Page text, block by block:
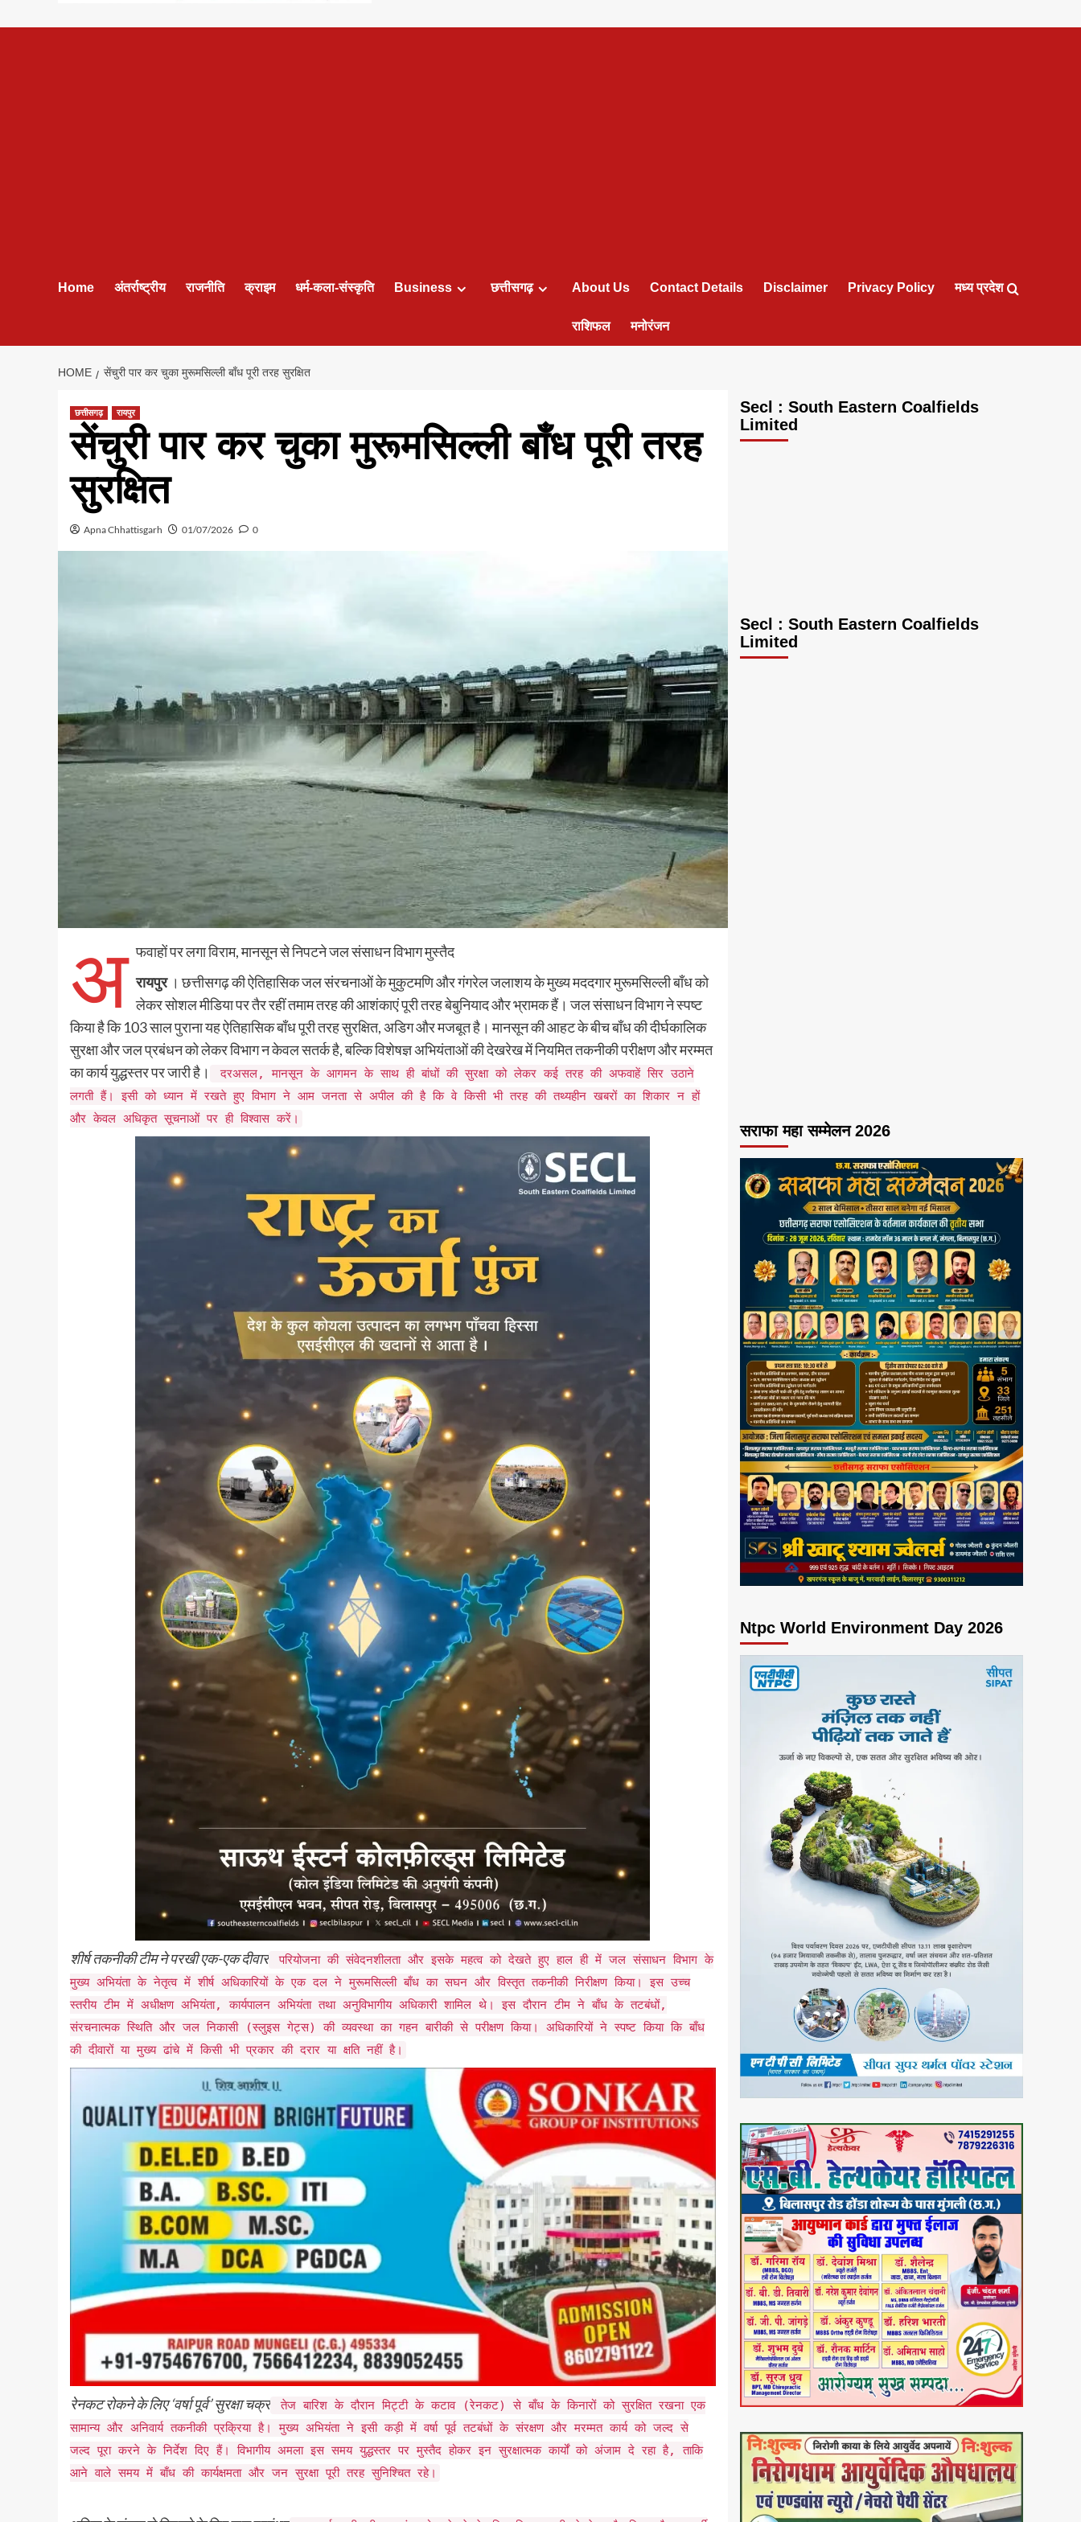
Home अंतर्राष्ट्रीय राजनीति क्राइम धर्म-कला-संस्कृति Business छत्तीसगढ़ About Us Contact Details Disclaimer Privacy Policy मध्य प्रदेश
राशिफल मनोरंजन
HOME ​सेंचुरी पार कर चुका मुरूमसिल्ली बाँध पूरी तरह सुरक्षित
छत्तीसगढ़ रायपुर
​सेंचुरी पार कर चुका मुरूमसिल्ली बाँध पूरी तरह
सुरक्षित
Apna Chhattisgarh 01/07/2026 0
अ फवाहों पर लगा विराम, मानसून से निपटने जल संसाधन विभाग मुस्तैद
रायपुर। छत्तीसगढ़ की ऐतिहासिक जल संरचनाओं के मुकुटमणि और गंगरेल जलाशय के मुख्य मददगार मुरूमसिल्ली बाँध को
लेकर सोशल मीडिया पर तैर रहीं तमाम तरह की आशंकाएं पूरी तरह बेबुनियाद और भ्रामक हैं। जल संसाधन विभाग ने स्पष्ट
किया है कि 103 साल पुराना यह ऐतिहासिक बाँध पूरी तरह सुरक्षित, अडिग और मजबूत है। मानसून की आहट के बीच बाँध की दीर्घकालिक
सुरक्षा और जल प्रबंधन को लेकर विभाग न केवल सतर्क है, बल्कि विशेषज्ञ अभियंताओं की देखरेख में नियमित तकनीकी परीक्षण और मरम्मत
का कार्य युद्धस्तर पर जारी है।
दरअसल, मानसून के आगमन के साथ ही बांधों की सुरक्षा को लेकर कई तरह की अफवाहें सिर उठाने
लगती हैं। इसी को ध्यान में रखते हुए विभाग ने आम जनता से अपील की है कि वे किसी भी तरह की तथ्यहीन खबरों का शिकार न हों
और केवल अधिकृत सूचनाओं पर ही विश्वास करें।
​शीर्ष तकनीकी टीम ने परखी एक-एक दीवार
​परियोजना की संवेदनशीलता और इसके महत्व को देखते हुए हाल ही में जल संसाधन विभाग के
मुख्य अभियंता के नेतृत्व में शीर्ष अधिकारियों के एक दल ने मुरूमसिल्ली बाँध का सघन और विस्तृत तकनीकी निरीक्षण किया। इस उच्च
स्तरीय टीम में अधीक्षण अभियंता, कार्यपालन अभियंता तथा अनुविभागीय अधिकारी शामिल थे। ​इस दौरान टीम ने बाँध के तटबंधों,
संरचनात्मक स्थिति और जल निकासी (स्लुइस गेट्स) की व्यवस्था का गहन बारीकी से परीक्षण किया। अधिकारियों ने स्पष्ट किया कि बाँध
की दीवारों या मुख्य ढांचे में किसी भी प्रकार की दरार या क्षति नहीं है।
​रेनकट रोकने के लिए ‘वर्षा पूर्व’ सुरक्षा चक्र
​तेज बारिश के दौरान मिट्टी के कटाव (रेनकट) से बाँध के किनारों को सुरक्षित रखना एक
सामान्य और अनिवार्य तकनीकी प्रक्रिया है। मुख्य अभियंता ने इसी कड़ी में वर्षा पूर्व तटबंधों के संरक्षण और मरम्मत कार्य को जल्द से
जल्द पूरा करने के निर्देश दिए हैं। विभागीय अमला इस समय युद्धस्तर पर मुस्तैद होकर इन सुरक्षात्मक कार्यों को अंजाम दे रहा है, ताकि
आने वाले समय में बाँध की कार्यक्षमता और जन सुरक्षा पूरी तरह सुनिश्चित रहे।
Secl : South Eastern Coalfields
Limited
Secl : South Eastern Coalfields
Limited
सराफा महा सम्मेलन 2026
Ntpc World Environment Day 2026